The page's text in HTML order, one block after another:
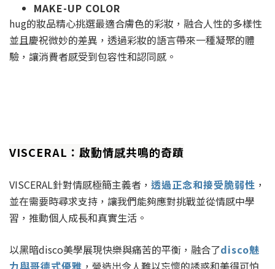
MAKE-UP COLOR
hug的妝品精心挑選最適合膚色的彩妝，融合人性的多樣性
並且慶祝微妙的差異，透過彩妝的語言帶來一種凝聚的體
驗，讓消費者感受到包容性和認同感。
VISCERAL：啟動情感共鳴的奇蹟
VISCERAL針對情感極簡主義者， 透過正念和接受脆弱性 ，
並在需要時尋求支持，讓我們能夠應對挑戰並從情感中學
習，推動個人成長和真實生活。
以黑暗disco美學展現快樂與痛苦的平衡，融合了disco魅